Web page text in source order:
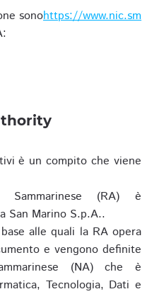
sonohttps://www.nic.sm
è un compito che viene
Sammarinese (RA) è
San Marino S.p.A..
alle quali la RA opera
e vengono definite
(NA) che è
Tecnologia, Dati e